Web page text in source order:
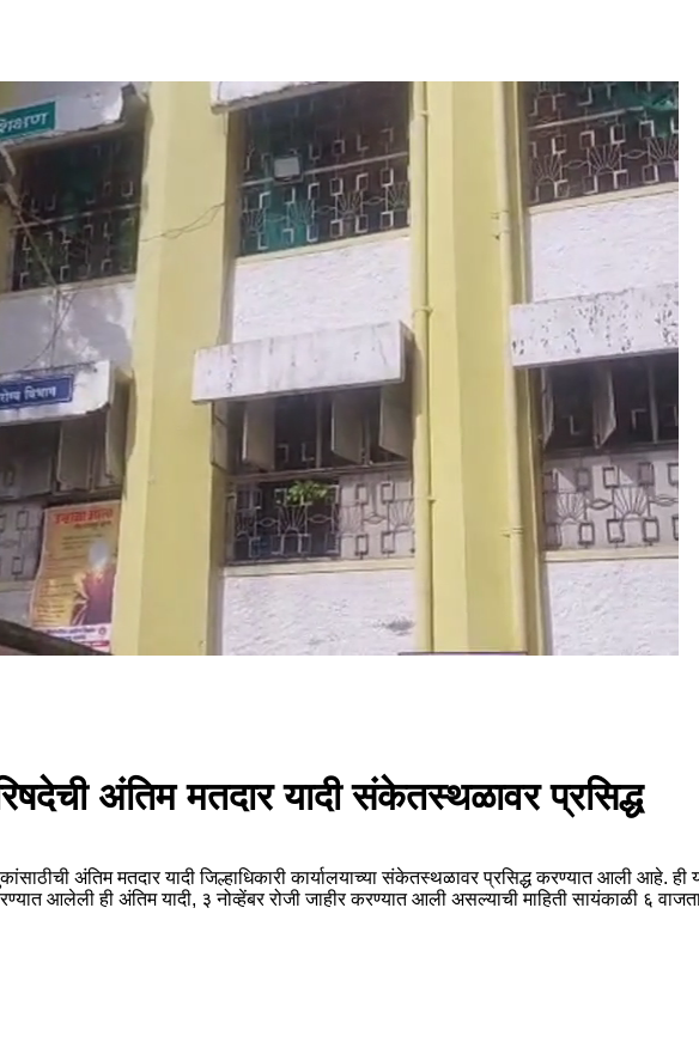
अंतिम मतदार यादी संकेतस्थळावर प्रसिद्ध
अंतिम मतदार यादी जिल्हाधिकारी कार्यालयाच्या संकेतस्थळावर प्रसिद्ध करण्यात आली आहे.
आलेली ही अंतिम यादी, ३ नोव्हेंबर रोजी जाहीर करण्यात आली असल्याची माहिती सायंकाळी ६ वाजता